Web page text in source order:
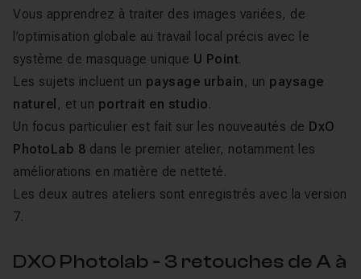
Vous apprendrez à traiter des images variées, de
l’optimisation globale au travail local précis avec le
système de masquage unique U Point.
Les sujets incluent un paysage urbain , un paysage
naturel , et un portrait en studio.
Un focus particulier est fait sur les nouveautés de DxO
PhotoLab 8 dans le premier atelier, notamment les
améliorations en matière de netteté.
Les deux autres ateliers sont enregistrés avec la version
7.
DXO Photolab - 3 retouches de A à